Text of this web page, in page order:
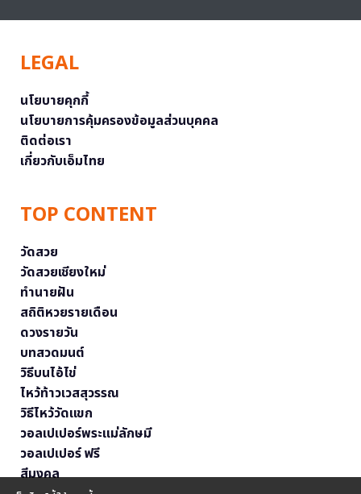
LEGAL
นโยบายคุกกี้
นโยบายการคุ้มครองข้อมูลส่วนบุคคล
ติดต่อเรา
เกี่ยวกับเอ็มไทย
TOP CONTENT
วัดสวย
วัดสวยเชียงใหม่
ทำนายฝัน
สถิติหวยรายเดือน
ดวงรายวัน
บทสวดมนต์
วิธีบนไอ้ไข่
ไหว้ท้าวเวสสุวรรณ
วิธีไหว้วัดแขก
วอลเปเปอร์พระแม่ลักษมี
วอลเปเปอร์ ฟรี
สีมงคล